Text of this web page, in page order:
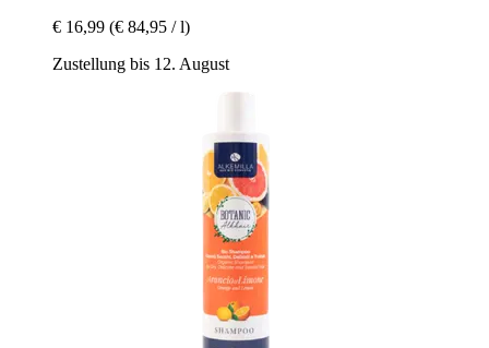
€ 16,99 (€ 84,95 / l)
Zustellung bis 12. August